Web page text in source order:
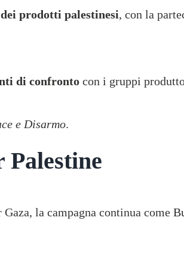
dei prodotti palestinesi, con la
di confrontocon i gruppi
e Disarmo.
la campagna continua come